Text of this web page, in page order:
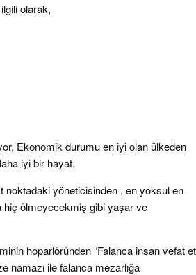
olarak,
Ekonomik durumu en iyi olan ülkeden
iyi bir hayat.
yöneticisinden , en yoksul en
ölmeyecekmiş gibi yaşar ve
hoparlöründen “Falanca insan vefat
namazı ile falanca mezarlığa